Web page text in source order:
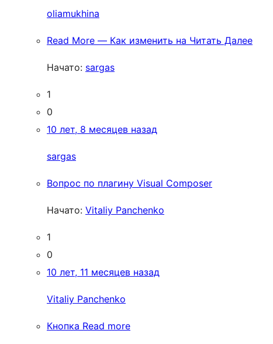
oliamukhina
Read More — Как изменить на Читать Далее
Начато: sargas
1
0
10 лет, 8 месяцев назад
sargas
Вопрос по плагину Visual Composer
Начато: Vitaliy Panchenko
1
0
10 лет, 11 месяцев назад
Vitaliy Panchenko
Кнопка Read more